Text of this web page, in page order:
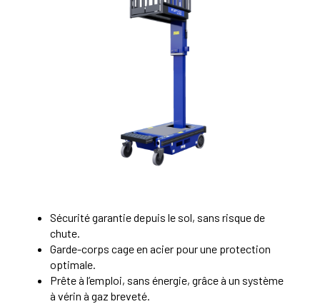
Sécurité garantie depuis le sol, sans risque de
chute.
Garde-corps cage en acier pour une protection
optimale.
Prête à l’emploi, sans énergie, grâce à un système
à vérin à gaz breveté.